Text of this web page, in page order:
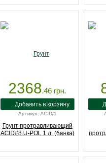
2368.46 грн.
Артикул: ACID/1
Грунт протравливающий
ACID#8 U-POL 1 л. (банка)